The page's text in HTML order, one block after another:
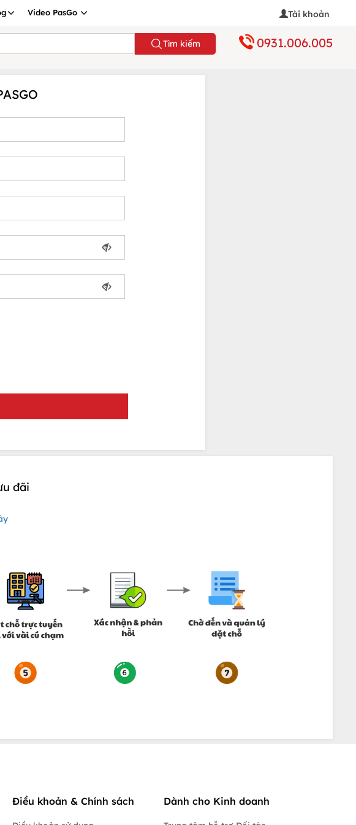
Video PasGo Tài khoản
Tìm kiếm 0931.006.005
đãi
Điều khoản & Chính sách Dành cho Kinh doanh